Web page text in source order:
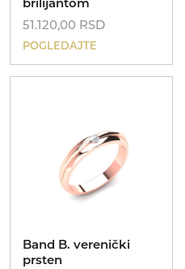
51.120,00 RSD
POGLEDAJTE
Band B. verenički
prsten